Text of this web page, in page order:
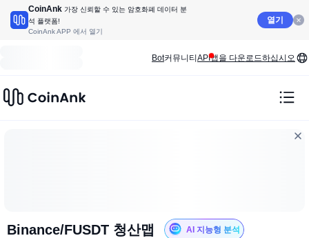
CoinAnk 가장 신뢰할 수 있는 암호화폐 데이터 분
석 플랫폼!
CoinAnk APP 에서 열기
열기
Bot커뮤니티API앱을 다운로드하십시오
Binance/FUSDT 청산맵 AI 지능형 분석